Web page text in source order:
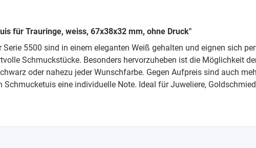
für Trauringe, weiss, 67x38x32 mm, ohne Druck"
5500 sind in einem eleganten Weiß gehalten und eignen sich
Schmuckstücke. Besonders hervorzuheben ist die Möglichkeit
oder nahezu jeder Wunschfarbe. Gegen Aufpreis sind auch
Schmucketuis eine individuelle Note. Ideal für Juweliere,